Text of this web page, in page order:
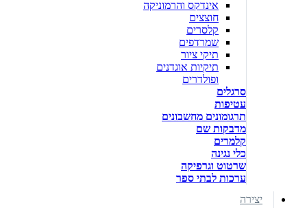
אינדקס והרמוניקה
חוצצים
קלסרים
שמרדפים
תיקי ציור
תיקיות אוגדנים
ופולדרים
סרגלים
עטיפות
תרגומונים מחשבונים
מדבקות שם
קלמרים
כלי נגינה
שרטוט וגרפיקה
ערכות לבתי ספר
יצירה